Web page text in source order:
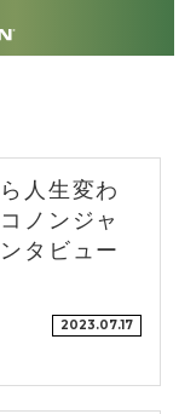
人生変わ
ノンジャ
タビュー
2023.07.17